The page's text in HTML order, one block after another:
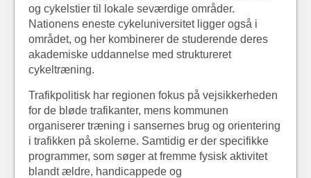
og cykelstier til lokale seværdige områder.
Nationens eneste cykeluniversitet ligger også i
området, og her kombinerer de studerende deres
akademiske uddannelse med struktureret
cykeltræning.
Trafikpolitisk har regionen fokus på vejsikkerheden
for de bløde trafikanter, mens kommunen
organiserer træning i sansernes brug og orientering
i trafikken på skolerne. Samtidig er der specifikke
programmer, som søger at fremme fysisk aktivitet
blandt ældre, handicappede og